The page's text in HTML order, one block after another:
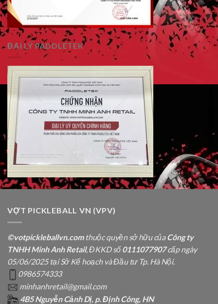
ĐẠI LÝ PADDLETEK
VỢT PICKLEBALL VN (VPV)
©votpickleballvn.comthuộc quyền sở hữu củaCông ty
TNHH Minh Anh Retail, ĐKKD số0111077907cấp ngày
05/06/2025 tại Sở Kế hoạch và Đầu tư Tp. Hà Nội.
0986574333
minhanhretail@gmail.com
4B5 Nguyễn Cảnh Dị, p. Định Công, HN